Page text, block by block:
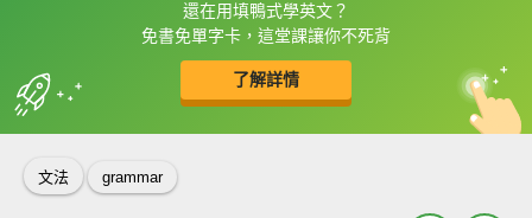
還在用填鴨式學英文？
免書免單字卡，這堂課讓你不死背
了解詳情
框選或點兩下字幕可以直接查字典喔！
收錄佳句 中
英
文法 grammar